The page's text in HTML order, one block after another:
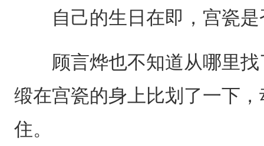
自己的生日在即，宫瓷是
顾言烨也不知道从哪里找
缎在宫瓷的身上比划了一下
住。